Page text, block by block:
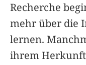
Recherche
mehr über die
lernen.
ihrem